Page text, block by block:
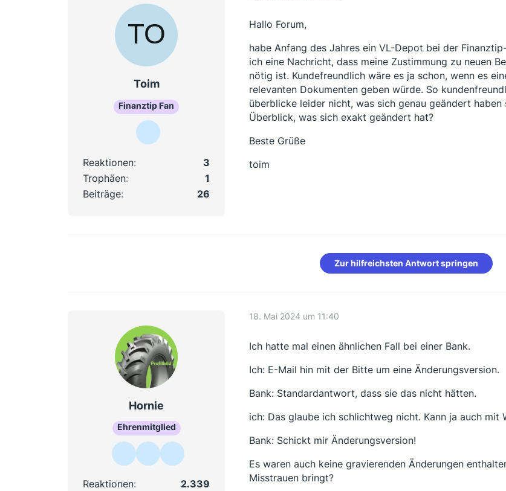
Toim
Finanztip Fan
Reaktionen
3
Trophäen
1
Beiträge
26
Hallo Forum,
habe Anfang des Jahres ein VL-Depot bei der
ich eine Nachricht, dass meine Zustimmung zu neuen
nötig ist. Kundefreundlich wäre es ja schon, wenn es
relevanten Dokumenten geben würde. So
überblicke leider nicht, was sich genau geändert
Überblick, was sich exakt geändert hat?
Beste Grüße
toim
Zur hilfreichsten Antwort springen
Hornie
Ehrenmitglied
Reaktionen
2.339
18. Mai 2024 um 11:40
Ich hatte mal einen ähnlichen Fall bei einer Bank.
Ich: E-Mail hin mit der Bitte um eine Änderungsversion.
Bank: Standardantwort, dass sie das nicht hätten.
ich: Das glaube ich schlichtweg nicht. Kann ja auch mit
Bank: Schickt mir Änderungsversion!
Es waren auch keine gravierenden Änderungen
Misstrauen bringt?